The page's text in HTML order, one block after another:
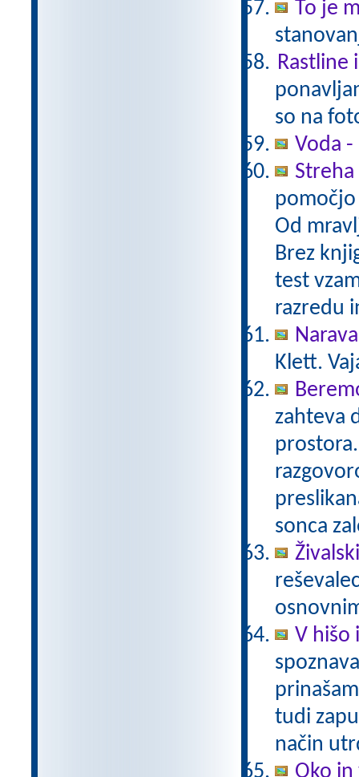
To je
Rastline
so na
Voda
Od
Brez
test
razredu
Narava
Klett.
zahteva
sonca
V hišo
tudi
način
Oko in